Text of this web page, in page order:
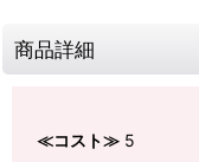
商品詳細
≪コスト≫ 5